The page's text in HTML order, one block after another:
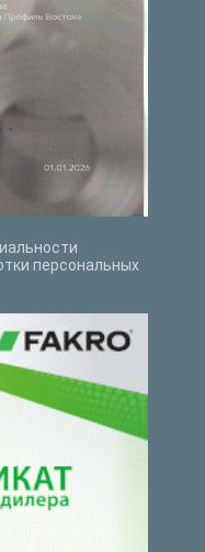
персональных